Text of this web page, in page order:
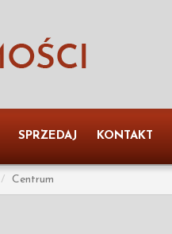
SPRZEDAJ KONTAKT
Centrum